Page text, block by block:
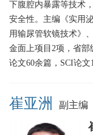
下腹腔内暴露等技术
安全性。主编《实用
用输尿管软镜技术》
金面上项目2项，省
论文60余篇，SCI论文
崔亚洲 副主编